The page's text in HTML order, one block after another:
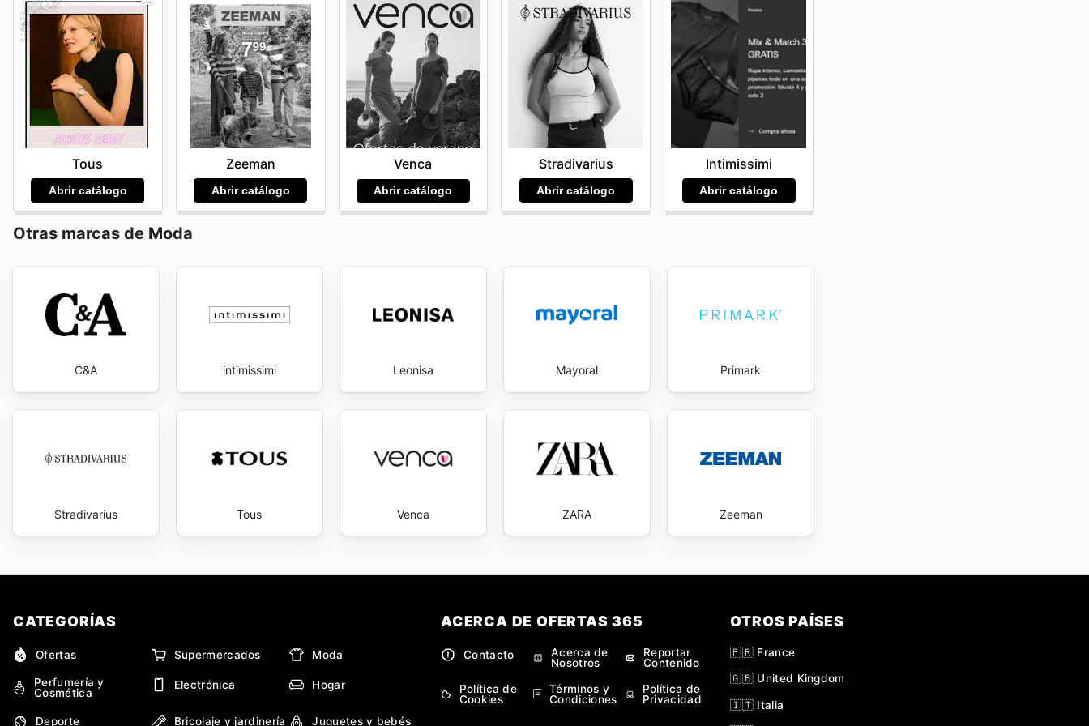
Tous
Abrir catálogo
Zeeman
Abrir catálogo
Venca
Abrir catálogo
Stradivarius
Abrir catálogo
Intimissimi
Abrir catálogo
Otras marcas de Moda
C&A intimissimi Leonisa Mayoral Primark
Stradivarius Tous Venca ZARA Zeeman
CATEGORÍAS
Ofertas Supermercados Moda
Perfumería y
Cosmética
Electrónica Hogar
Deporte Bricolaje y jardinería Juguetes y bebés
ACERCA DE OFERTAS 365
Contacto
Acerca de
Nosotros
Reportar
Contenido
Política de
Cookies
Términos y
Condiciones
Política de
Privacidad
OTROS PAÍSES
🇫🇷 France
🇬🇧 United Kingdom
🇮🇹 Italia